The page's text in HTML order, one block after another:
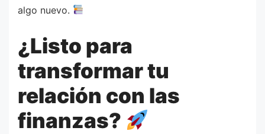
algo nuevo.
¿Listo para
transformar tu
relación con las
finanzas?